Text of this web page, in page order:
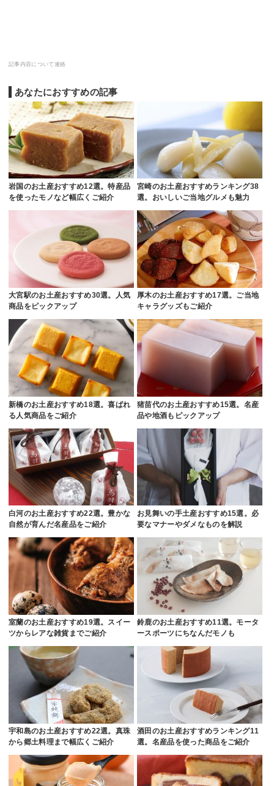
記事内容について連絡
あなたにおすすめの記事
岩国のお土産おすすめ12選。特産品
を使ったモノなど幅広くご紹介
宮崎のお土産おすすめランキング38
選。おいしいご当地グルメも魅力
大宮駅のお土産おすすめ30選。人気
商品をピックアップ
厚木のお土産おすすめ17選。ご当地
キャラグッズもご紹介
新橋のお土産おすすめ18選。喜ばれ
る人気商品をご紹介
猪苗代のお土産おすすめ15選。名産
品や地酒もピックアップ
白河のお土産おすすめ22選。豊かな
自然が育んだ名産品をご紹介
お見舞いの手土産おすすめ15選。必
要なマナーやダメなものを解説
室蘭のお土産おすすめ19選。スイー
ツからレアな雑貨までご紹介
鈴鹿のお土産おすすめ11選。モータ
ースポーツにちなんだモノも
宇和島のお土産おすすめ22選。真珠
から郷土料理まで幅広くご紹介
酒田のお土産おすすめランキング11
選。名産品を使った商品をご紹介